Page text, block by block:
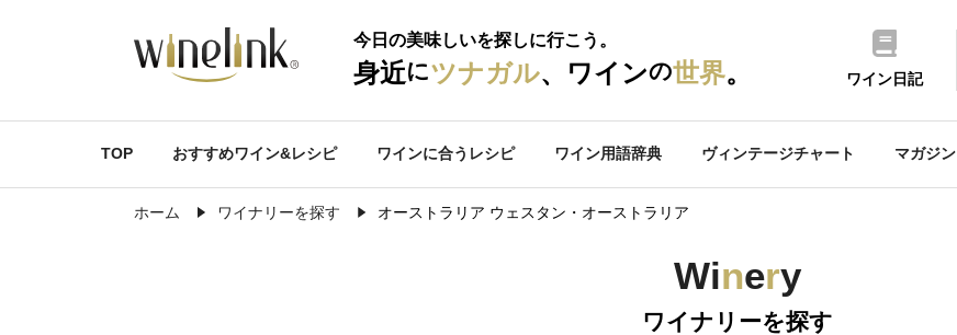
今日の美味しいを探しに行こう。
身近にツナガル、ワインの世界。 ワイン日記
TOP おすすめワイン&レシピ ワインに合うレシピ ワイン用語辞典 ヴィンテージチャート マガジン
ホーム ワイナリーを探す オーストラリア ウェスタン・オーストラリア
Winery
ワイナリーを探す